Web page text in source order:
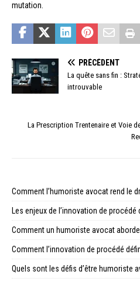
mutation.
PRÉCÉDENT
La quête sans fin :
introuvable
La Prescription Trentenaire et Voie
Comment l’humoriste avocat rend le
Les enjeux de l’innovation de procédé
Comment un humoriste avocat
Comment l’innovation de procédé
Quels sont les défis d’être humoriste